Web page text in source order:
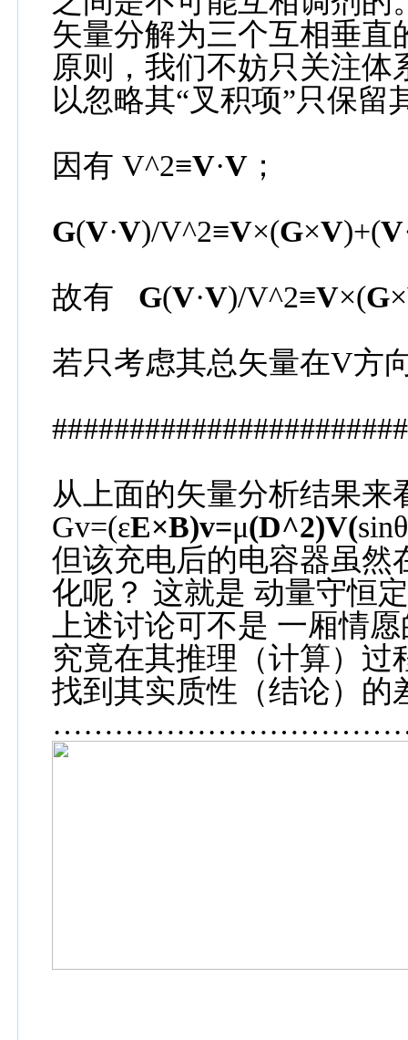
矢量分解为三个互相垂
原则，我们不妨只关注
以忽略其“叉积项”只保留
因有 V^2≡V·V ；
G(V·V)/V^2≡V×(G×V)+(V
故有
G(V·V)/V^2≡V×(G×
若只考虑其总矢量在V方
从上面的矢量分析结果来
Gv=(εE×B)v=μ(D^2)V(sinθ
但该充电后的电容器虽然
化呢？ 这就是 动量守恒
上述讨论可不是 一厢情
究竟在其推理（计算）过
找到其实质性（结论）的